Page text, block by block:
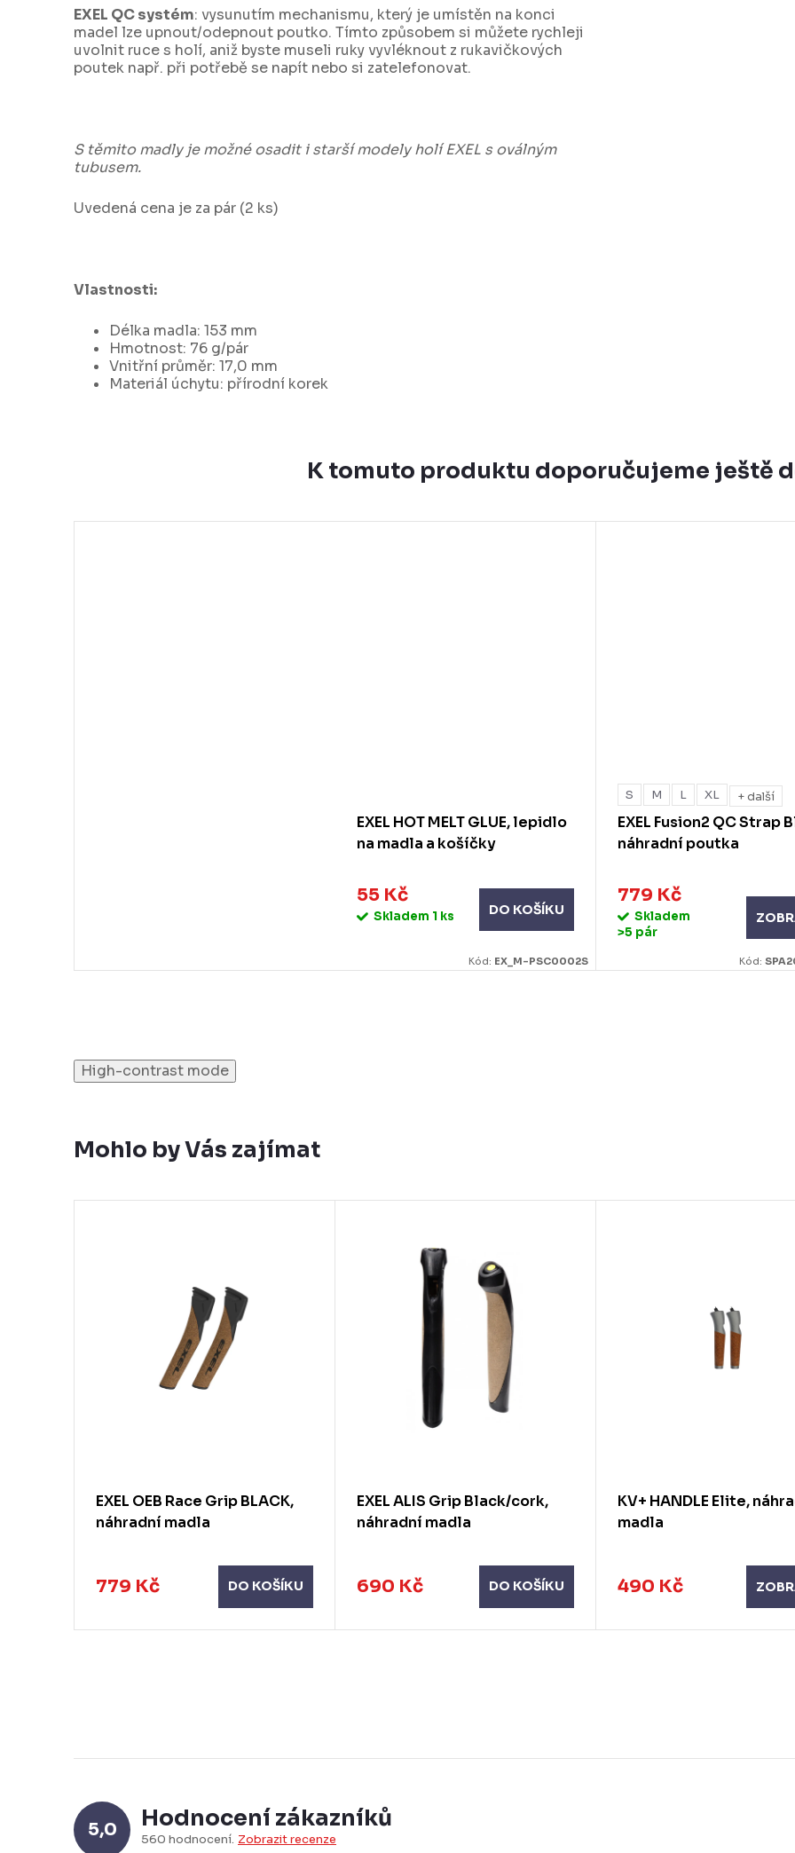
EXEL QC systém: vysunutím mechanismu, který je umístěn na konci
madel lze upnout/odepnout poutko. Tímto způsobem si můžete rychleji
uvolnit ruce s holí, aniž byste museli ruky vyvléknout z rukavičkových
poutek např. při potřebě se napít nebo si zatelefonovat.
S těmito madly je možné osadit i starší modely holí EXEL s oválným
tubusem.
Uvedená cena je za pár (2 ks)
Vlastnosti:
Délka madla: 153 mm
Hmotnost: 76 g/pár
Vnitřní průměr: 17,0 mm
Materiál úchytu: přírodní korek
K tomuto produktu doporučujeme ještě
EXEL HOT MELT GLUE, lepidlo
na madla a košíčky
55 Kč
Skladem 1 ks DO KOŠÍKU
Kód: EX_M-PSC0002S
S M L XL + další
EXEL Fusion2 QC Strap
náhradní poutka
779 Kč
Skladem
>5 pár
Kód:
High-contrast mode
Mohlo by Vás zajímat
EXEL OEB Race Grip BLACK,
náhradní madla
779 Kč DO KOŠÍKU
EXEL ALIS Grip Black/cork,
náhradní madla
690 Kč DO KOŠÍKU
KV+ HANDLE Elite,
madla
490 Kč
5,0 Hodnocení zákazníků
560 hodnocení Zobrazit recenze